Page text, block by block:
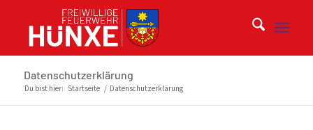
Datenschutzerklärung
Du bist hier: Startseite / Datenschutzerklärung